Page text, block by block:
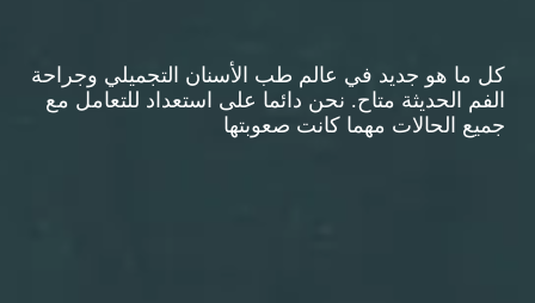
كل ما هو جديد في عالم طب الأسنان التجميلي وجراحة
الفم الحديثة متاح. نحن دائما على استعداد للتعامل مع
جميع الحالات مهما كانت صعوبتها